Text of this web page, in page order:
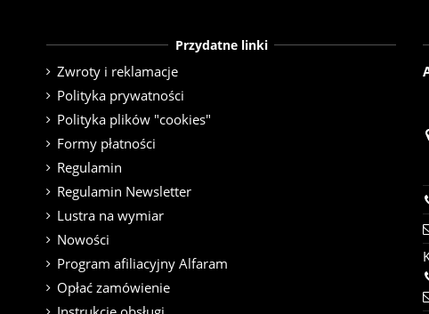
Przydatne linki
Zwroty i reklamacje
Polityka prywatności
Polityka plików "cookies"
Formy płatności
Regulamin
Regulamin Newsletter
Lustra na wymiar
Nowości
Program afiliacyjny Alfaram
Opłać zamówienie